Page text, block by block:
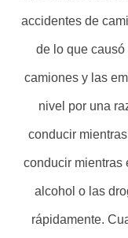
accidentes de
de lo que
camiones y las
nivel por una
conducir
conducir mientras
alcohol o las
rápidamente.